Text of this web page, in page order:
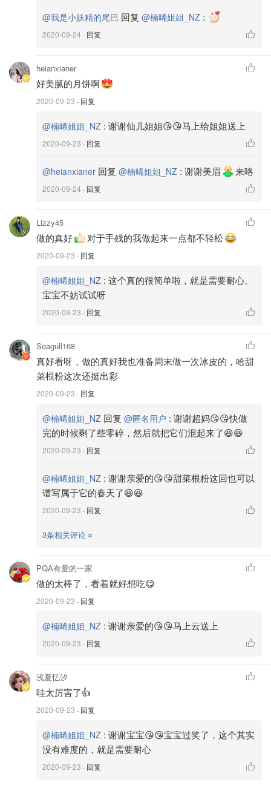
⭐将揉搓好的面团用保鲜膜包住，放入冰箱备用
红豆和去皮绿豆都是头天晚上开始浸泡的
⭐红豆和水的比例是1:1.5 。放入Instant pots 煮熟(红豆可以
提前煮好备用)
⭐将煮好的红豆放入榨汁机打至顺滑
⭐打发好的红豆浆倒入平底锅，开中火，然后加入牛油，白
沙糖，然后不停翻炒
☆☆☆2 thousand years later ☆☆☆
⭐红豆浆终于变成了红豆沙😭😭
@我是小妖精的尾巴 回复 @楠晞姐姐_NZ :
2020-09-24 · 回复
heianxianer
好美腻的月饼啊
2020-09-23 · 回复
@楠晞姐姐_NZ : 谢谢仙儿姐姐😘😘马上给姐姐送上
2020-09-23 · 回复
@heianxianer 回复 @楠晞姐姐_NZ : 谢谢美眉 来咯
2020-09-24 · 回复
Lizzy45
做的真好 对于手残的我做起来一点都不轻松
2020-09-23 · 回复
@楠晞姐姐_NZ : 这个真的很简单啦，就是需要耐心。
宝宝不妨试试呀
2020-09-23 · 回复
Seagull168
真好看呀，做的真好我也准备周末做一次冰皮的，哈甜
菜根粉这次还挺出彩
2020-09-23 · 回复
@楠晞姐姐_NZ 回复 @匿名用户 : 谢谢超妈😘😘快做
完的时候剩了些零碎，然后就把它们混起来了😆😆
2020-09-23 · 回复
@楠晞姐姐_NZ : 谢谢亲爱的😘😘甜菜根粉这回也可以
谱写属于它的春天了😆😆
2020-09-23 · 回复
3条相关评论
PQA有爱的一家
做的太棒了，看着就好想吃😋
2020-09-23 · 回复
@楠晞姐姐_NZ : 谢谢亲爱的😘😘马上云送上
2020-09-23 · 回复
浅夏忆汐
哇太厉害了👍
2020-09-23 · 回复
@楠晞姐姐_NZ : 谢谢宝宝😘😘宝宝过奖了，这个其实
没有难度的，就是需要耐心
2020-09-23 · 回复